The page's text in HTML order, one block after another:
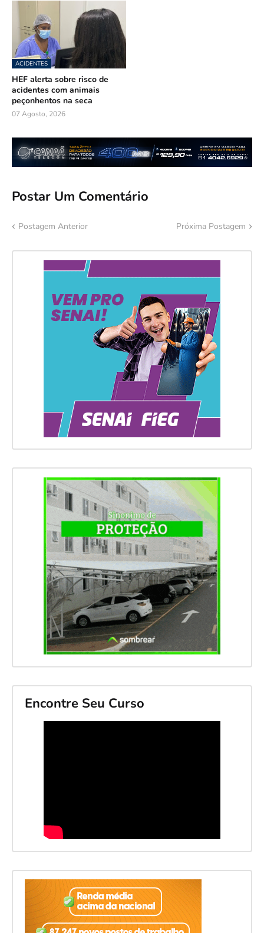
ACIDENTES
HEF alerta sobre risco de
acidentes com animais
peçonhentos na seca
07 Agosto, 2026
Postar Um Comentário
Postagem Anterior Próxima Postagem
Encontre Seu Curso